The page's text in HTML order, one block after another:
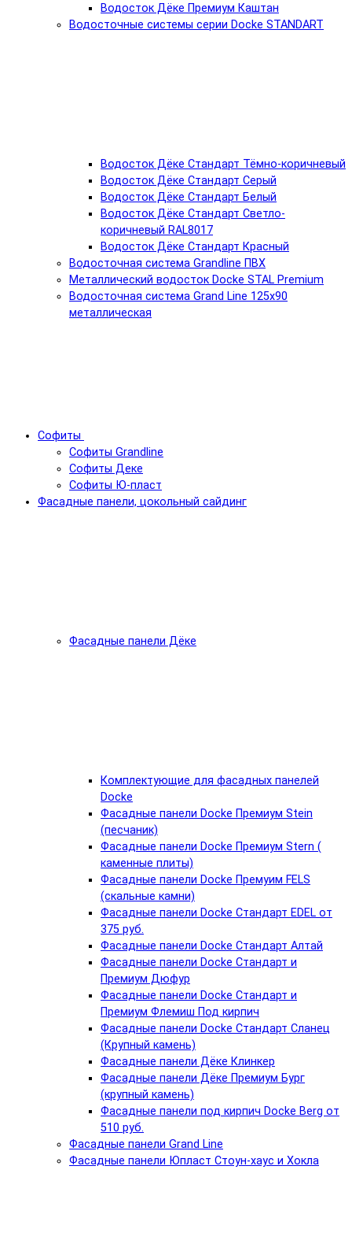
Водосток Дёке Премиум Каштан
Водосточные системы серии Docke STANDART
Водосток Дёке Стандарт Тёмно-коричневый
Водосток Дёке Стандарт Серый
Водосток Дёке Стандарт Белый
Водосток Дёке Стандарт Светло-
коричневый RAL8017
Водосток Дёке Стандарт Красный
Водосточная система Grandline ПВХ
Металлический водосток Docke STAL Premium
Водосточная система Grand Line 125x90
металлическая
Софиты
Софиты Grandline
Софиты Деке
Софиты Ю-пласт
Фасадные панели, цокольный сайдинг
Фасадные панели Дёке
Комплектующие для фасадных панелей
Docke
Фасадные панели Docke Премиум Stein
(песчаник)
Фасадные панели Docke Премиум Stern (
каменные плиты)
Фасадные панели Docke Премуим FELS
(скальные камни)
Фасадные панели Docke Стандарт EDEL от
375 руб.
Фасадные панели Docke Стандарт Алтай
Фасадные панели Docke Стандарт и
Премиум Дюфур
Фасадные панели Docke Стандарт и
Премиум Флемиш Под кирпич
Фасадные панели Docke Стандарт Сланец
(Крупный камень)
Фасадные панели Дёке Клинкер
Фасадные панели Дёке Премиум Бург
(крупный камень)
Фасадные панели под кирпич Docke Berg от
510 руб.
Фасадные панели Grand Line
Фасадные панели Юпласт Стоун-хаус и Хокла